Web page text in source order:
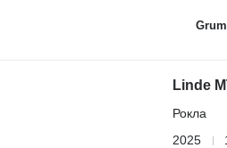
Linde
Рокла
2025